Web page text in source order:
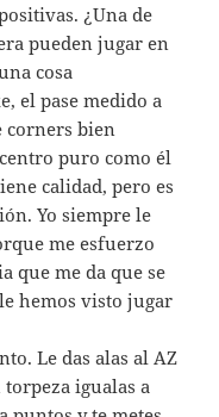
¿Una de
pueden jugar en
cosa
el pase medido a
corners bien
puro como él
calidad, pero es
Yo siempre le
me esfuerzo
que me da que se
hemos visto jugar
Le das alas al AZ
torpeza igualas a